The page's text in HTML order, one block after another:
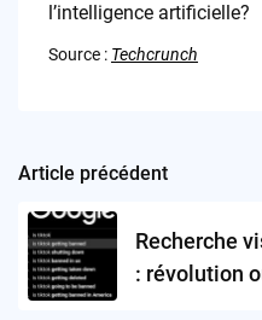
l’intelligence artificielle?
Source : Techcrunch
Post
navigation
Article précédent
Recherche
: révolution